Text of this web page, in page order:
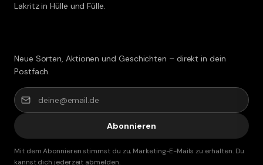
Lakritz in Hülle und Fülle.
Neue Sorten, Aktionen und Geschichten – direkt in dein
Postfach.
Abonnieren
Mit dem Abonnieren stimmst du zu, Marketing-E-Mails zu erhalten. Du
kannst dich jederzeit abmelden.